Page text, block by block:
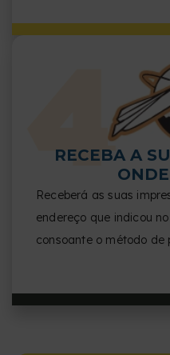
RECEBA A
Receberá as suas
endereço que indicou
consoante o método de